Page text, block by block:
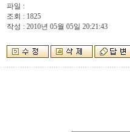
파일 :
조회 : 1825
작성 : 2010년 05월 05일 20:21:43